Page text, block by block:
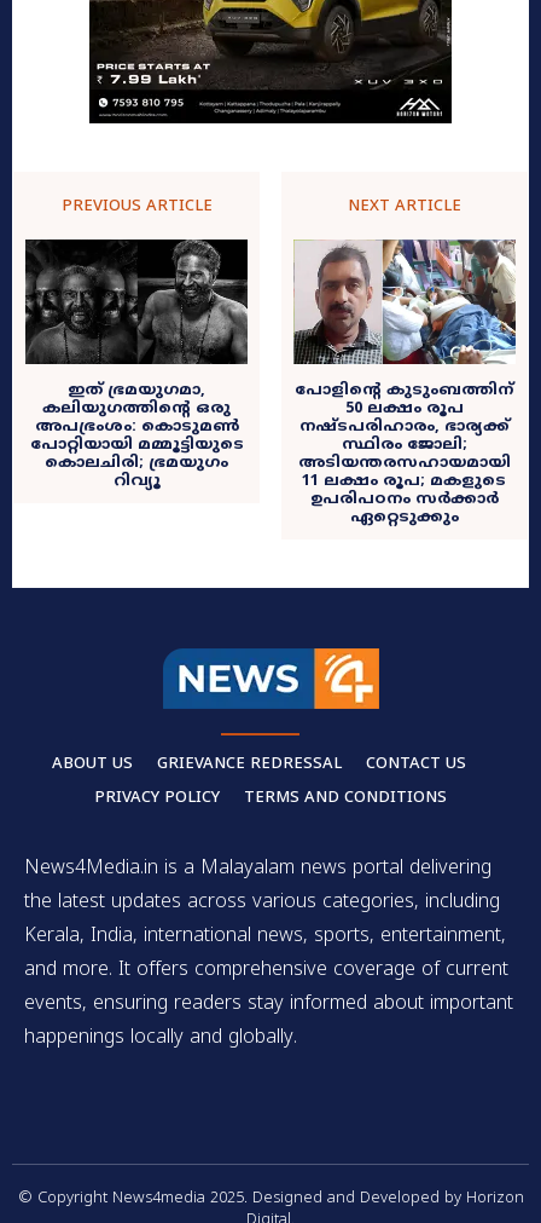
PREVIOUS ARTICLE
ഇത് ഭ്രമയുഗമാ,
കലിയുഗത്തിന്റെ ഒരു
അപഭ്രംശം: കൊടുമൺ
പോറ്റിയായി മമ്മൂട്ടിയുടെ
കൊലചിരി; ഭ്രമയുഗം
റിവ്യൂ
NEXT ARTICLE
പോളിന്‍റെ കുടുംബത്തി​ന്
50 ലക്ഷം രൂപ
നഷ്ടപരിഹാരം, ഭാര്യക്ക്
സ്ഥിരം ജോലി;
അടിയന്തരസഹായമായി
11 ലക്ഷം രൂപ; മകളുടെ
ഉപരിപഠനം സർക്കാർ
ഏറ്റെടുക്കും
ABOUT US GRIEVANCE REDRESSAL
CONTACT US
PRIVACY POLICY
TERMS AND CONDITIONS
News4Media.in is a Malayalam news portal delivering
the latest updates across various categories, including
Kerala, India, international news, sports, entertainment,
and more. It offers comprehensive coverage of current
events, ensuring readers stay informed about important
happenings locally and globally.
© Copyright News4media 2025. Designed and Developed by Horizon